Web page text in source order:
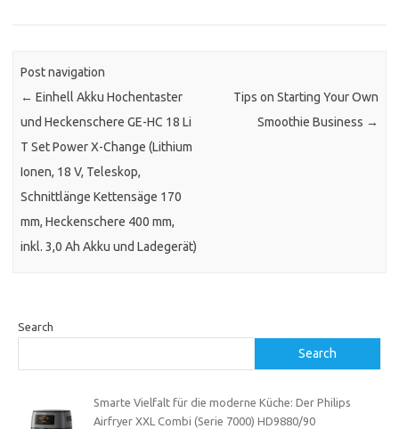
Post navigation
← Einhell Akku Hochentaster
und Heckenschere GE-HC 18 Li
T Set Power X-Change (Lithium
Ionen, 18 V, Teleskop,
Schnittlänge Kettensäge 170
mm, Heckenschere 400 mm,
inkl. 3,0 Ah Akku und Ladegerät)
Tips on Starting Your Own
Smoothie Business →
Search
Search
Smarte Vielfalt für die moderne Küche: Der Philips
Airfryer XXL Combi (Serie 7000) HD9880/90